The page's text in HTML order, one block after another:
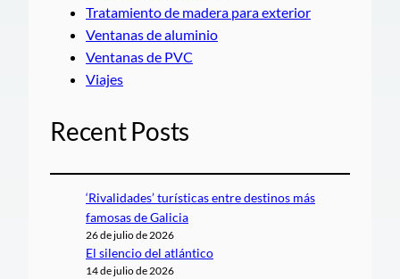
Tratamiento de madera para exterior
Ventanas de aluminio
Ventanas de PVC
Viajes
Recent Posts
‘Rivalidades’ turísticas entre destinos más
famosas de Galicia
26 de julio de 2026
El silencio del atlántico
14 de julio de 2026